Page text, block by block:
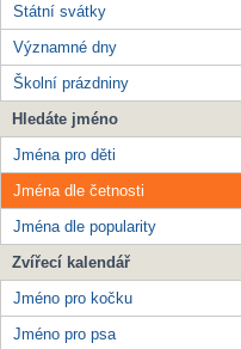
Státní svátky
Významné dny
Školní prázdniny
Hledáte jméno
Jména pro děti
Jména dle četnosti
Jména dle popularity
Zvířecí kalendář
Jméno pro kočku
Jméno pro psa